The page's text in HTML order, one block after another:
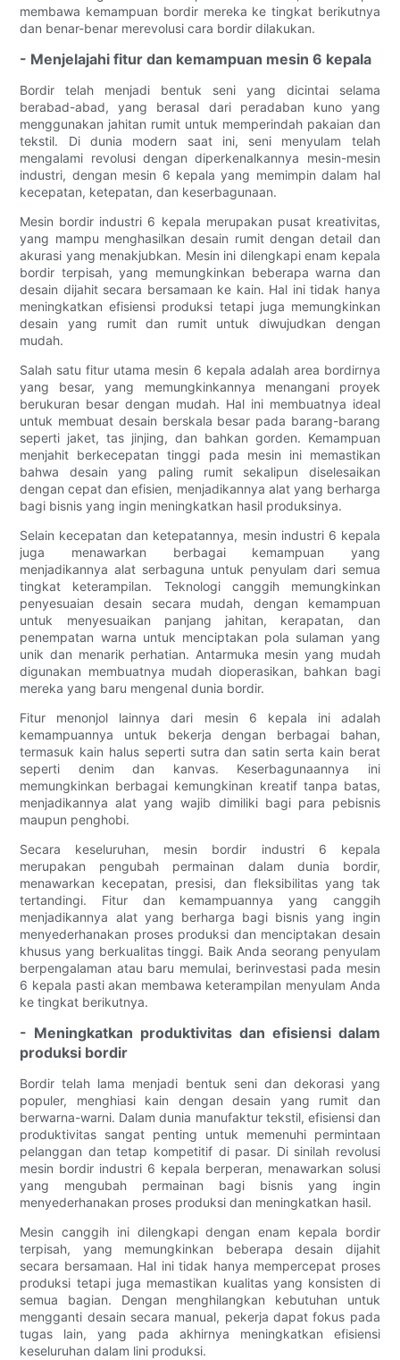
membawa kemampuan bordir mereka ke tingkat berikutnya
dan benar-benar merevolusi cara bordir dilakukan.
- Menjelajahi fitur dan kemampuan mesin 6 kepala
Bordir telah menjadi bentuk seni yang dicintai selama
berabad-abad, yang berasal dari peradaban kuno yang
menggunakan jahitan rumit untuk memperindah pakaian dan
tekstil. Di dunia modern saat ini, seni menyulam telah
mengalami revolusi dengan diperkenalkannya mesin-mesin
industri, dengan mesin 6 kepala yang memimpin dalam hal
kecepatan, ketepatan, dan keserbagunaan.
Mesin bordir industri 6 kepala merupakan pusat kreativitas,
yang mampu menghasilkan desain rumit dengan detail dan
akurasi yang menakjubkan. Mesin ini dilengkapi enam kepala
bordir terpisah, yang memungkinkan beberapa warna dan
desain dijahit secara bersamaan ke kain. Hal ini tidak hanya
meningkatkan efisiensi produksi tetapi juga memungkinkan
desain yang rumit dan rumit untuk diwujudkan dengan
mudah.
Salah satu fitur utama mesin 6 kepala adalah area bordirnya
yang besar, yang memungkinkannya menangani proyek
berukuran besar dengan mudah. Hal ini membuatnya ideal
untuk membuat desain berskala besar pada barang-barang
seperti jaket, tas jinjing, dan bahkan gorden. Kemampuan
menjahit berkecepatan tinggi pada mesin ini memastikan
bahwa desain yang paling rumit sekalipun diselesaikan
dengan cepat dan efisien, menjadikannya alat yang berharga
bagi bisnis yang ingin meningkatkan hasil produksinya.
Selain kecepatan dan ketepatannya, mesin industri 6 kepala
juga menawarkan berbagai kemampuan yang
menjadikannya alat serbaguna untuk penyulam dari semua
tingkat keterampilan. Teknologi canggih memungkinkan
penyesuaian desain secara mudah, dengan kemampuan
untuk menyesuaikan panjang jahitan, kerapatan, dan
penempatan warna untuk menciptakan pola sulaman yang
unik dan menarik perhatian. Antarmuka mesin yang mudah
digunakan membuatnya mudah dioperasikan, bahkan bagi
mereka yang baru mengenal dunia bordir.
Fitur menonjol lainnya dari mesin 6 kepala ini adalah
kemampuannya untuk bekerja dengan berbagai bahan,
termasuk kain halus seperti sutra dan satin serta kain berat
seperti denim dan kanvas. Keserbagunaannya ini
memungkinkan berbagai kemungkinan kreatif tanpa batas,
menjadikannya alat yang wajib dimiliki bagi para pebisnis
maupun penghobi.
Secara keseluruhan, mesin bordir industri 6 kepala
merupakan pengubah permainan dalam dunia bordir,
menawarkan kecepatan, presisi, dan fleksibilitas yang tak
tertandingi. Fitur dan kemampuannya yang canggih
menjadikannya alat yang berharga bagi bisnis yang ingin
menyederhanakan proses produksi dan menciptakan desain
khusus yang berkualitas tinggi. Baik Anda seorang penyulam
berpengalaman atau baru memulai, berinvestasi pada mesin
6 kepala pasti akan membawa keterampilan menyulam Anda
ke tingkat berikutnya.
- Meningkatkan produktivitas dan efisiensi dalam
produksi bordir
Bordir telah lama menjadi bentuk seni dan dekorasi yang
populer, menghiasi kain dengan desain yang rumit dan
berwarna-warni. Dalam dunia manufaktur tekstil, efisiensi dan
produktivitas sangat penting untuk memenuhi permintaan
pelanggan dan tetap kompetitif di pasar. Di sinilah revolusi
mesin bordir industri 6 kepala berperan, menawarkan solusi
yang mengubah permainan bagi bisnis yang ingin
menyederhanakan proses produksi dan meningkatkan hasil.
Mesin canggih ini dilengkapi dengan enam kepala bordir
terpisah, yang memungkinkan beberapa desain dijahit
secara bersamaan. Hal ini tidak hanya mempercepat proses
produksi tetapi juga memastikan kualitas yang konsisten di
semua bagian. Dengan menghilangkan kebutuhan untuk
mengganti desain secara manual, pekerja dapat fokus pada
tugas lain, yang pada akhirnya meningkatkan efisiensi
keseluruhan dalam lini produksi.